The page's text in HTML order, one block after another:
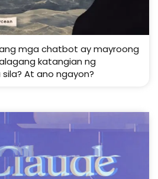
mga chatbot ay mayroong
katangian ng
At ano ngayon?